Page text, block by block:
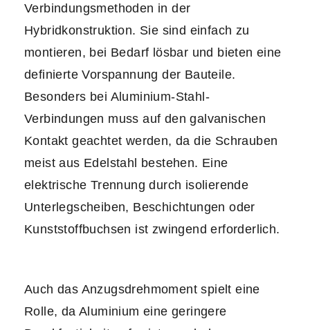
Verbindungsmethoden in der
Hybridkonstruktion. Sie sind einfach zu
montieren, bei Bedarf lösbar und bieten eine
definierte Vorspannung der Bauteile.
Besonders bei Aluminium-Stahl-
Verbindungen muss auf den galvanischen
Kontakt geachtet werden, da die Schrauben
meist aus Edelstahl bestehen. Eine
elektrische Trennung durch isolierende
Unterlegscheiben, Beschichtungen oder
Kunststoffbuchsen ist zwingend erforderlich.
Auch das Anzugsdrehmoment spielt eine
Rolle, da Aluminium eine geringere